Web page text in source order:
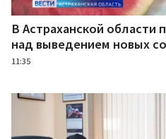
В Астраханской области
над выведением новых
11:35